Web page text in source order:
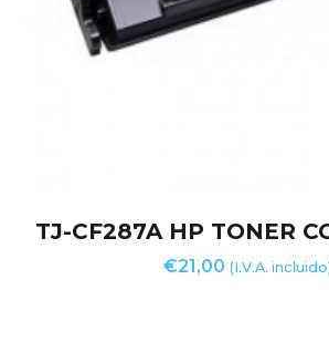
TJ-CF287A HP TONER
€21,00 (I.V.A.